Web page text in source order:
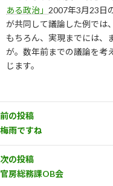
ある政治」 2007年3月23日
が共同して議論した例では
もちろん、実現までには、
が。数年前までの議論を考
じます。
前の投稿
梅雨ですね
次の投稿
官房総務課OB会